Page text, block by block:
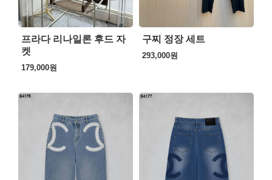
프라다 리나일론 후드 자
켓
179,000원
구찌 정장 세트
293,000원